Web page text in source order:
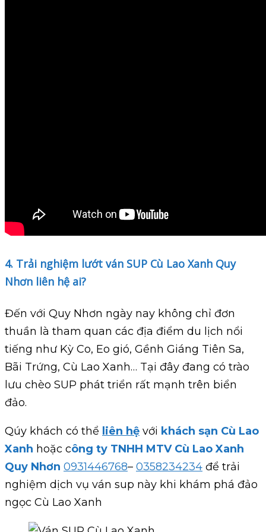
4. Trải nghiệm lướt ván SUP Cù Lao Xanh Quy
Nhơn liên hệ ai?
Đến với Quy Nhơn ngày nay không chỉ đơn
thuần là tham quan các địa điểm du lịch nổi
tiếng như Kỳ Co, Eo gió, Gềnh Giáng Tiên Sa,
Bãi Trứng, Cù Lao Xanh… Tại đây đang có trào
lưu chèo SUP phát triển rất mạnh trên biển
đảo.
Qúy khách có thể liên hệ với khách sạn Cù Lao
Xanh hoặc công ty TNHH MTV Cù Lao Xanh
Quy Nhơn 0931446768– 0358234234 để trải
nghiệm dịch vụ ván sup này khi khám phá đảo
ngọc Cù Lao Xanh